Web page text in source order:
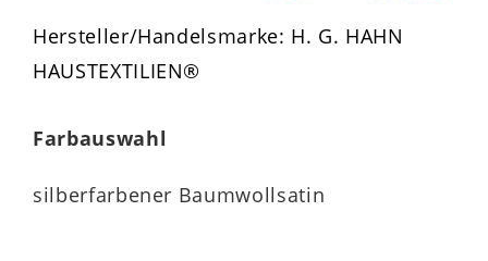
Hersteller/Handelsmarke: H. G. HAHN
HAUSTEXTILIEN®
Farbauswahl
silberfarbener Baumwollsatin